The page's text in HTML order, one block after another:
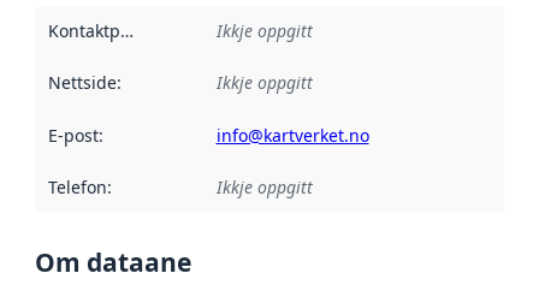
Kontaktpunkt Ikkje oppgitt
Nettside: Ikkje oppgitt
E-post: info@kartverket.no
Telefon: Ikkje oppgitt
Om dataane